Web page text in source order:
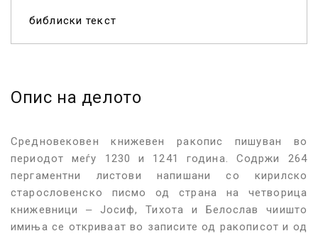
библиски текст
Опис на делото
Средновековен книжевен ракопис пишуван во
периодот меѓу 1230 и 1241 година. Содржи 264
пергаментни листови напишани со кирилско
старословенско писмо од страна на четворица
книжевници ‒ Јосиф, Тихота и Белослав чиишто
имиња се откриваат во записите од ракописот и од